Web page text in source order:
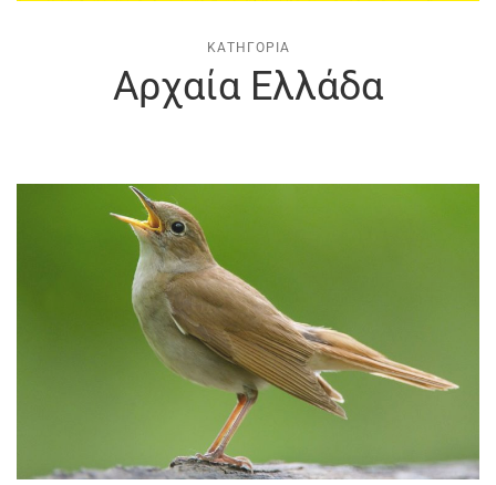
ΚΑΤΗΓΟΡΊΑ
Αρχαία Ελλάδα